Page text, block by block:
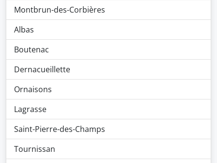
Montbrun-des-Corbières
Albas
Boutenac
Dernacueillette
Ornaisons
Lagrasse
Saint-Pierre-des-Champs
Tournissan